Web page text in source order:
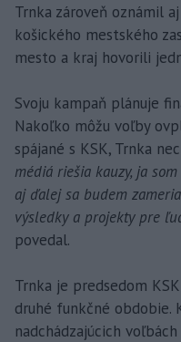
Trnka zároveň oznámil
košického mestského
mesto a kraj hovorili
Svoju kampaň plánuje
Nakoľko môžu voľby
spájané s KSK, Trnka
médiá riešia kauzy, ja
aj ďalej sa budem
výsledky a projekty pre
povedal.
Trnka je predsedom
druhé funkčné obdobie.
nadchádzajúcich